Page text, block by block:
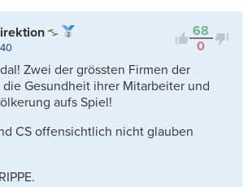
68
0
Zwei der grössten Firmen der
Gesundheit ihrer Mitarbeiter und
aufs Spiel!
CS offensichtlich nicht glauben